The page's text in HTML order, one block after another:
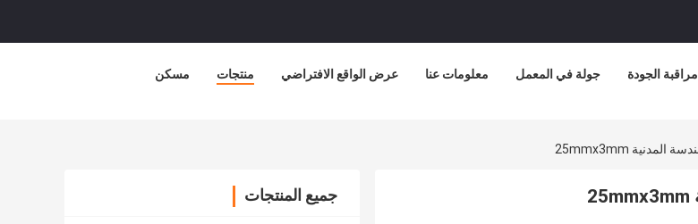
مسكن منتجات عرض الواقع الافتراضي معلومات عنا جولة في المعمل مراقبة الجودة
جميع المنتجات